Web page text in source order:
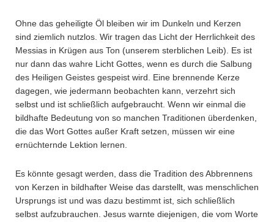
Ohne das geheiligte Öl bleiben wir im Dunkeln und Kerzen
sind ziemlich nutzlos. Wir tragen das Licht der Herrlichkeit des
Messias in Krügen aus Ton (unserem sterblichen Leib). Es ist
nur dann das wahre Licht Gottes, wenn es durch die Salbung
des Heiligen Geistes gespeist wird. Eine brennende Kerze
dagegen, wie jedermann beobachten kann, verzehrt sich
selbst und ist schließlich aufgebraucht. Wenn wir einmal die
bildhafte Bedeutung von so manchen Traditionen überdenken,
die das Wort Gottes außer Kraft setzen, müssen wir eine
ernüchternde Lektion lernen.
Es könnte gesagt werden, dass die Tradition des Abbrennens
von Kerzen in bildhafter Weise das darstellt, was menschlichen
Ursprungs ist und was dazu bestimmt ist, sich schließlich
selbst aufzubrauchen. Jesus warnte diejenigen, die vom Worte